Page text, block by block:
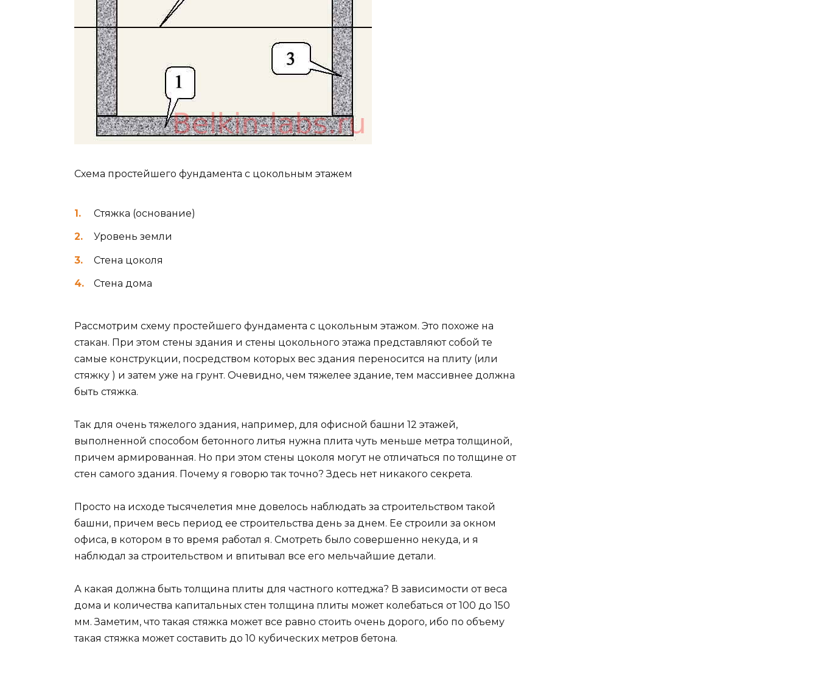
Схема простейшего фундамента с цокольным этажем
Стяжка (основание)
Уровень земли
Стена цоколя
Стена дома
Рассмотрим схему простейшего фундамента с цокольным этажом. Это похоже на
стакан. При этом стены здания и стены цокольного этажа представляют собой те
самые конструкции, посредством которых вес здания переносится на плиту (или
стяжку ) и затем уже на грунт. Очевидно, чем тяжелее здание, тем массивнее должна
быть стяжка.
Так для очень тяжелого здания, например, для офисной башни 12 этажей,
выполненной способом бетонного литья нужна плита чуть меньше метра толщиной,
причем армированная. Но при этом стены цоколя могут не отличаться по толщине от
стен самого здания. Почему я говорю так точно? Здесь нет никакого секрета.
Просто на исходе тысячелетия мне довелось наблюдать за строительством такой
башни, причем весь период ее строительства день за днем. Ее строили за окном
офиса, в котором в то время работал я. Смотреть было совершенно некуда, и я
наблюдал за строительством и впитывал все его мельчайшие детали.
А какая должна быть толщина плиты для частного коттеджа? В зависимости от веса
дома и количества капитальных стен толщина плиты может колебаться от 100 до 150
мм. Заметим, что такая стяжка может все равно стоить очень дорого, ибо по объему
такая стяжка может составить до 10 кубических метров бетона.